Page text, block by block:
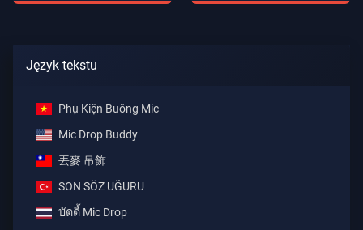
Język tekstu
Phụ Kiện Buông Mic
Mic Drop Buddy
丟麥 吊飾
SON SÖZ UĞURU
บัดดี้ Mic Drop